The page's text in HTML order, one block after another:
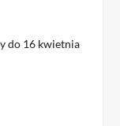
do 16 kwietnia